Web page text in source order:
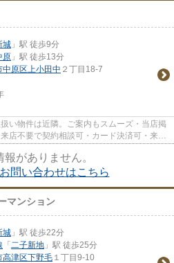
城 」駅 徒歩9分
原 」駅 徒歩13分
中原区上小田中 ２丁目18-7
い物件は近隣。ご案内もスムーズ・当店掲
店不要で契約相談可・カード決済可・来店
がありません。
問い合わせはこちら
マンション
城 」駅 徒歩22分
「二子新地 」駅 徒歩25分
高津区下野毛 １丁目9-10